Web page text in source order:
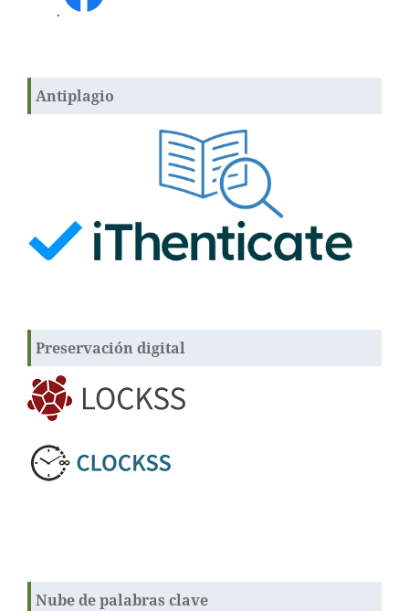
.
Antiplagio
Preservación digital
Nube de palabras clave